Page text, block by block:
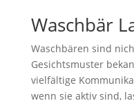
Waschbär
Waschbären sind
Gesichtsmuster
vielfältige
wenn sie aktiv sind,